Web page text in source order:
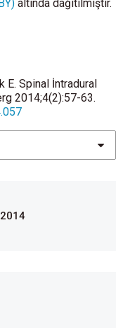
altında dağıtılmıştır.
E. Spinal İntradural
2014;4(2):57-63.